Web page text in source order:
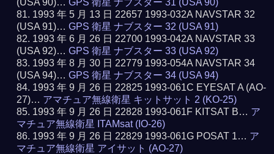
(USA 90)…GPS 衛星 ナブスター 31 (USA 90)
1993 年 5 月 13 日 22657 1993-032A NAVSTAR 32
(USA 91)…GPS 衛星 ナブスター 32 (USA 91)
1993 年 6 月 26 日 22700 1993-042A NAVSTAR 33
(USA 92)…GPS 衛星 ナブスター 33 (USA 92)
1993 年 8 月 30 日 22779 1993-054A NAVSTAR 34
(USA 94)…GPS 衛星 ナブスター 34 (USA 94)
1993 年 9 月 26 日 22825 1993-061C EYESAT A (AO-
27)… アマチュア無線衛星 キットサット 2 (KO-25)
1993 年 9 月 26 日 22828 1993-061F KITSAT B… ア
マチュア無線衛星 ITAMsat (IO-26)
1993 年 9 月 26 日 22829 1993-061G POSAT 1… ア
マチュア無線衛星 アイサット (AO-27)